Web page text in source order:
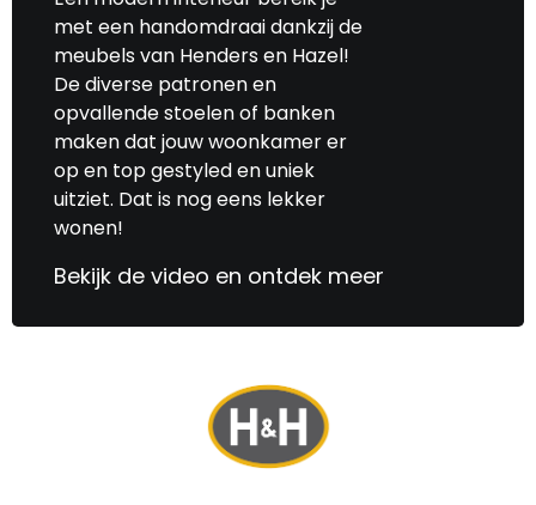
met een handomdraai dankzij de
meubels van Henders en Hazel!
De diverse patronen en
opvallende stoelen of banken
maken dat jouw woonkamer er
op en top gestyled en uniek
uitziet. Dat is nog eens lekker
wonen!
Bekijk de video en ontdek meer